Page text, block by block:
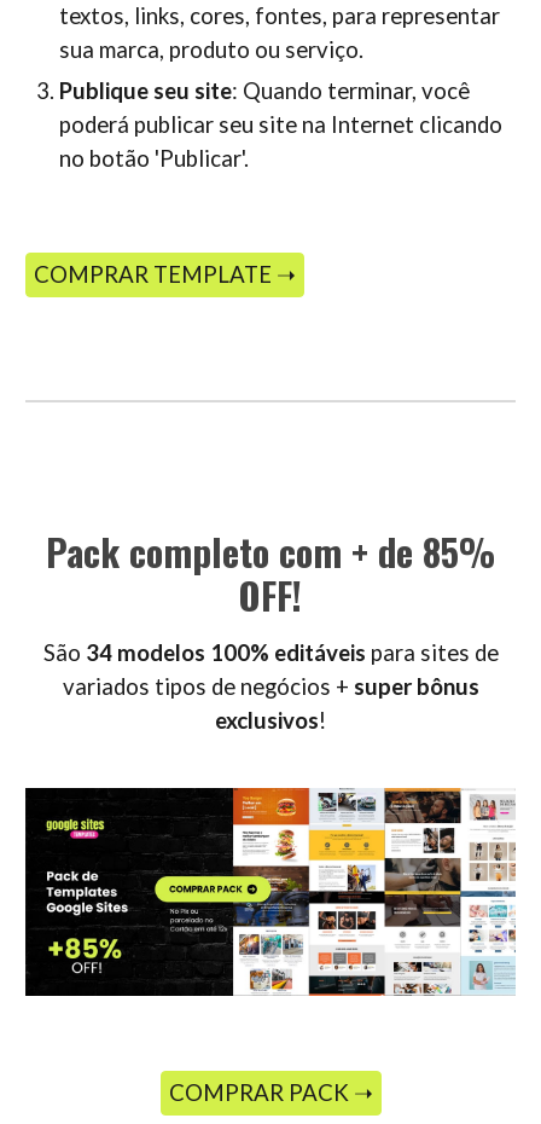
textos, links, cores, fontes, para representar
sua marca, produto ou serviço.
Publique seu site: Quando terminar, você
poderá publicar seu site na Internet clicando
no botão 'Publicar'.
COMPRAR TEMPLATE ➝
Pack completo com + de 85%
OFF!
São 34 modelos 100% editáveis para sites de
variados tipos de negócios + super bônus
exclusivos!
COMPRAR PACK ➝